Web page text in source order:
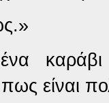
είναι